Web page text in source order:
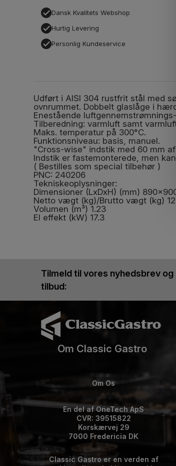
Dansk Kvalitets Webshop
Hurtig Levering
Personlig Kundeservice
Udført i AISI 304 rustfrit stål med
ovnrummet. Dobbelt glaslåge i
Enestående luftgennemstrømnings-
Tilberedning: varmluft samt
Maks. temperatur på 300°C.
Funktionsniveau: basis, manuel.
"Cross-wise" indstik med 60 mm
Indstik er fastemonterede, men
( Bestilles som special tilbehør )
PNC: 240206
Tekniskeoplysninger:
Dimensioner (LxDxH) (mm)
Netto vægt (kg)/Brutto vægt (kg)
Volumen (m³) 1.23
El effekt (kW) 17.3
Tilmeld til vores nyhedsbrev og
tilbud:
Om Classic Gastro
Om Os
En del af OneTech ApS
CVR: 39515822
Korskærvej 29
7000 Fredericia DK
Classic Gastro er en verden af